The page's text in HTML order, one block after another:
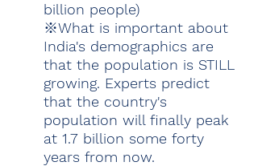
billion people)
※What is important about
India's demographics are
that the population is STILL
growing. Experts predict
that the country's
population will finally peak
at 1.7 billion some forty
years from now.